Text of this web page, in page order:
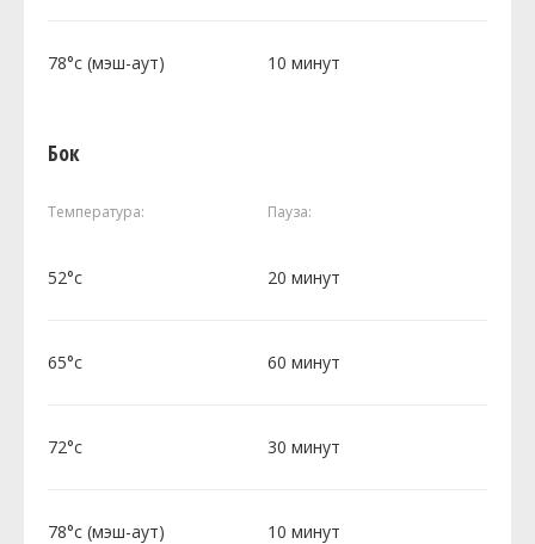
78°c (мэш-аут) 10 минут
Бок
Температура: Пауза:
52°c 20 минут
65°c 60 минут
72°c 30 минут
78°c (мэш-аут) 10 минут